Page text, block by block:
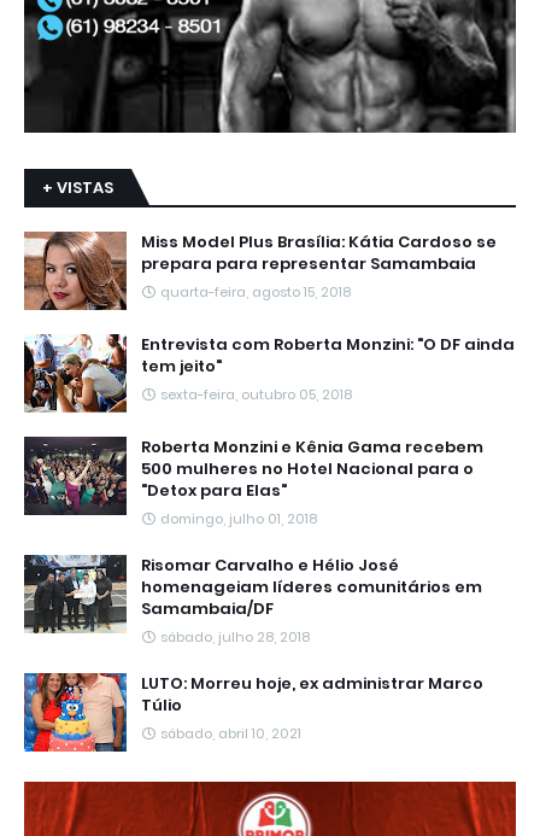
+ VISTAS
Miss Model Plus Brasília: Kátia Cardoso se
prepara para representar Samambaia
quarta-feira, agosto 15, 2018
Entrevista com Roberta Monzini: "O DF ainda
tem jeito"
sexta-feira, outubro 05, 2018
Roberta Monzini e Kênia Gama recebem
500 mulheres no Hotel Nacional para o
"Detox para Elas"
domingo, julho 01, 2018
Risomar Carvalho e Hélio José
homenageiam líderes comunitários em
Samambaia/DF
sábado, julho 28, 2018
LUTO: Morreu hoje, ex administrar Marco
Túlio
sábado, abril 10, 2021